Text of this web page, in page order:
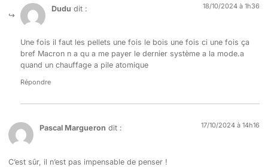
Dudu dit : 18/10/2024 à 1h36
Une fois il faut les pellets une fois le bois une fois ci une fois ça
bref Macron n a qu a me payer le dernier système a la mode.a
quand un chauffage a pile atomique
Répondre
Pascal Margueron dit : 17/10/2024 à 14h16
C’est sûr, il n’est pas impensable de penser !